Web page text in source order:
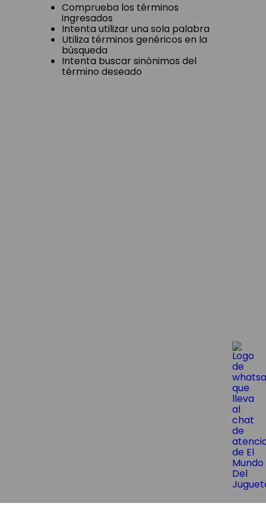
Comprueba los términos
ingresados
Intenta utilizar una sola palabra
Utiliza términos genéricos en la
búsqueda
Intenta buscar sinónimos del
término deseado